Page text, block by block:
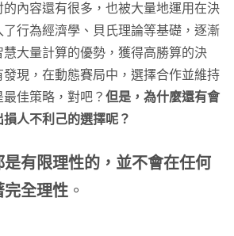
的內容還有很多，也被大量地運用在決
行為經濟學、貝氏理論等基礎，逐漸
大量計算的優勢，獲得高勝算的決
現，在動態賽局中，選擇合作並維持
佳策略，對吧？ 但是，為什麼還有會
人不利己的選擇呢？
有限理性的，並不會在任何
完全理性 。